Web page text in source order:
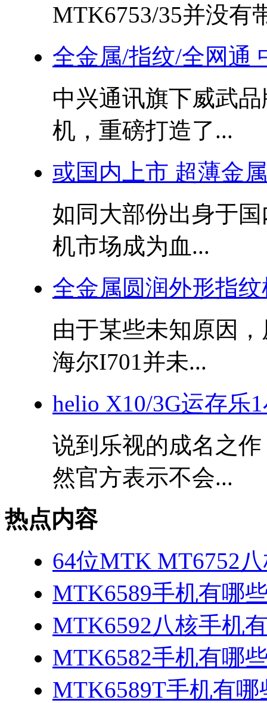
MTK6753/35并没有
全金属/指纹/全网通
中兴通讯旗下威武
机，重磅打造了...
或国内上市 超薄金
如同大部份出身于
机市场成为血...
全金属圆润外形指
由于某些未知原因
海尔I701并未...
helio X10/3G运存乐
说到乐视的成名之
然官方表示不会...
热点内容
64位MTK MT6752
MTK6589手机有哪
MTK6592八核手机
MTK6582手机有哪
MTK6589T手机有